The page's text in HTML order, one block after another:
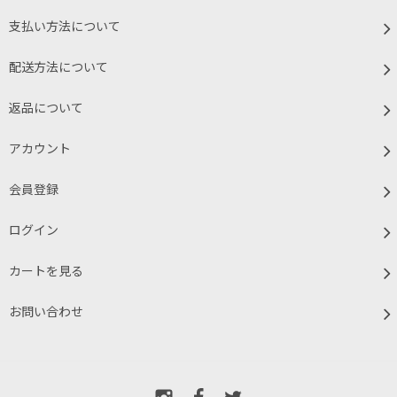
支払い方法について
配送方法について
返品について
アカウント
会員登録
ログイン
カートを見る
お問い合わせ